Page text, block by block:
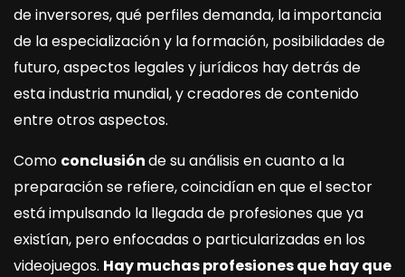
de inversores, qué perfiles demanda, la importancia
de la especialización y la formación, posibilidades de
futuro, aspectos legales y jurídicos hay detrás de
esta industria mundial, y creadores de contenido
entre otros aspectos.
Como conclusiónde su análisis en cuanto a la
preparación se refiere, coincidían en que el sector
está impulsando la llegada de profesiones que ya
existían, pero enfocadas o particularizadas en los
videojuegos. Hay muchas profesiones que hay que